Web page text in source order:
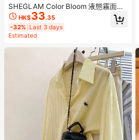
SHEGLAM Color Bloom 液態霧面腮
紅-Love Cake 品牌美妝化妝品 適合
女士與女孩
HK$33.35
-32% Last 3 days
Estimated